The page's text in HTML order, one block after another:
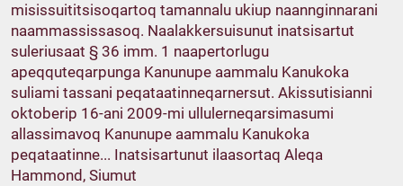
misissuititsisoqartoq tamannalu ukiup naannginnarani
naammassissasoq. Naalakkersuisunut inatsisartut
suleriusaat § 36 imm. 1 naapertorlugu
apeqquteqarpunga Kanunupe aammalu Kanukoka
suliami tassani peqataatinneqarnersut. Akissutisianni
oktoberip 16-ani 2009-mi ullulerneqarsimasumi
allassimavoq Kanunupe aammalu Kanukoka
peqataatinne... Inatsisartunut ilaasortaq Aleqa
Hammond, Siumut